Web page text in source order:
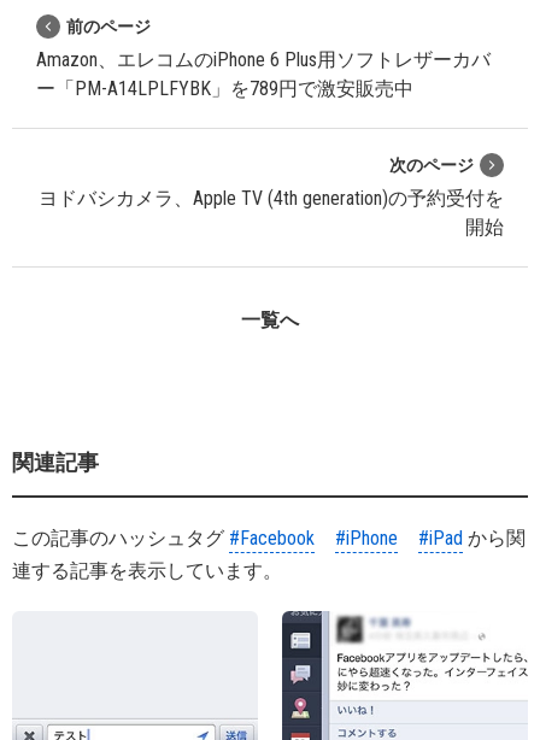
前のページ
Amazon、エレコムのiPhone 6 Plus用ソフトレザーカバ
ー「PM-A14LPLFYBK」を789円で激安販売中
次のページ
ヨドバシカメラ、Apple TV (4th generation)の予約受付を
開始
一覧へ
関連記事
この記事のハッシュタグ #Facebook #iPhone #iPad から関
連する記事を表示しています。